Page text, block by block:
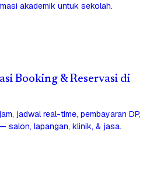
akademik untuk sekolah.
Booking & Reservasi di
jadwal real-time, pembayaran DP,
salon, lapangan, klinik, & jasa.